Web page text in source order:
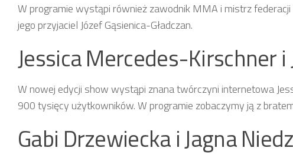
W programie wystąpi również zawodnik MMA i mistrz federacji
jego przyjaciel Józef Gąsienica-Gładczan.
Jessica Mercedes-Kirschner
W nowej edycji show wystąpi znana twórczyni internetowa
900 tysięcy użytkowników. W programie zobaczymy ją z
Gabi Drzewiecka i Jagna